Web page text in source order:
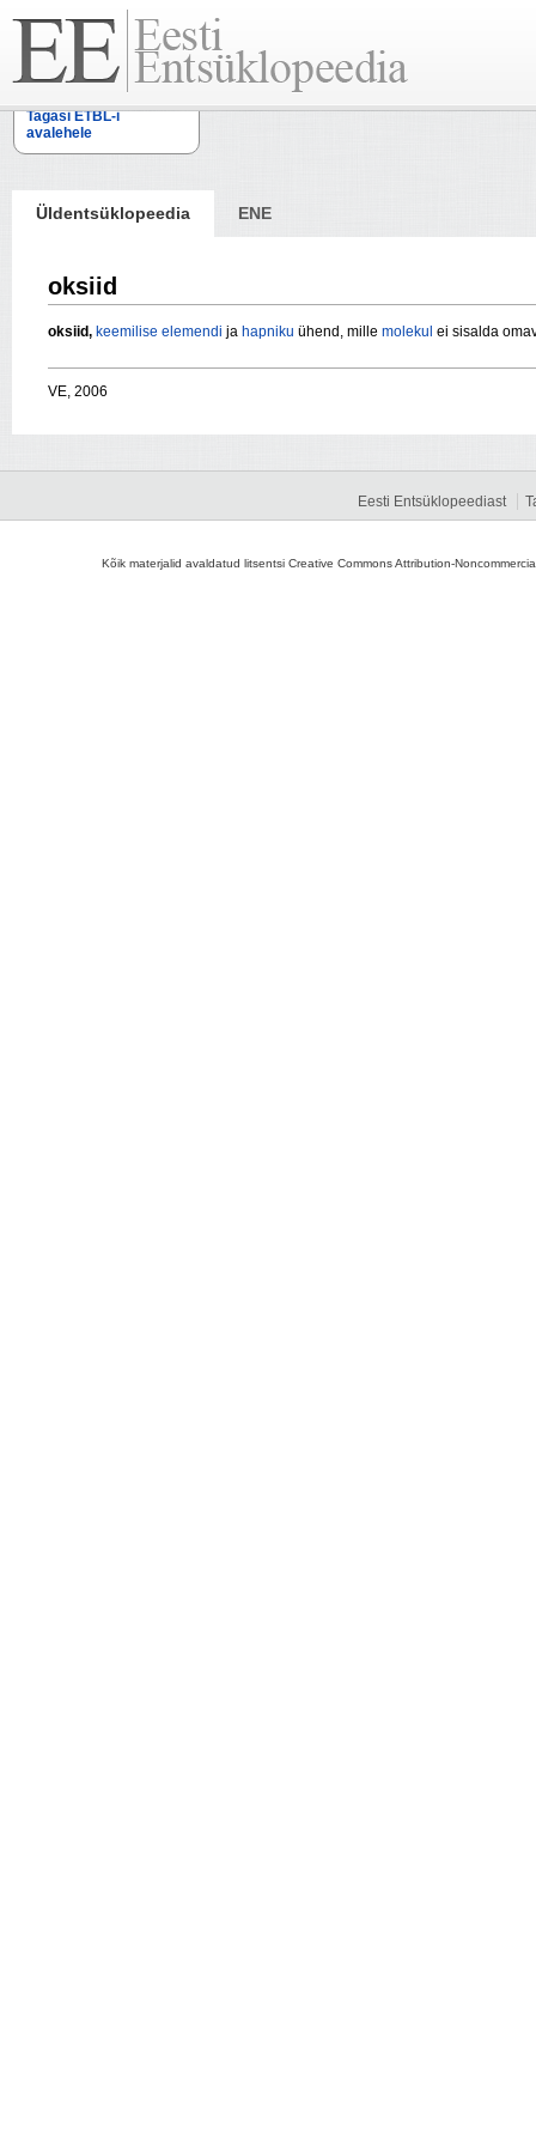
Tagasi ETBL-i
avalehele
Üldentsüklopeedia ENE
oksiid
oksiid, keemilise elemendi ja hapniku ühend, mille molekul ei sisalda
VE, 2006
Eesti Entsüklopeediast
Kõik materjalid avaldatud litsentsi Creative Commons Attribution-